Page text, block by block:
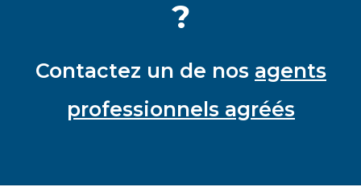
?
Contactez un de nos agents
professionnels agréés